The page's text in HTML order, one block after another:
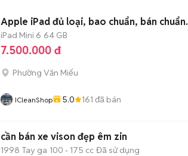
Apple iPad đủ loại, bao chuẩn, bán chuẩn.
iPad Mini 6 64 GB
7.500.000 đ
Phường Văn Miếu
ICleanShop 5.0 161 đã bán
cần bán xe vison đẹp êm zin
1998 Tay ga 100 - 175 cc Đã sử dụng